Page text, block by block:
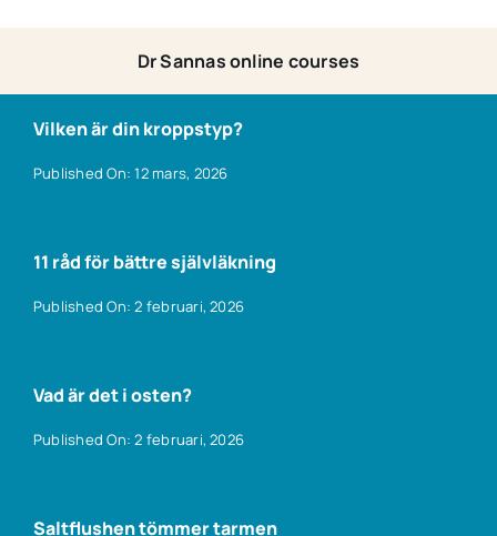
Dr Sannas online courses
Vilken är din kroppstyp?
Published On: 12 mars, 2026
11 råd för bättre självläkning
Published On: 2 februari, 2026
Vad är det i osten?
Published On: 2 februari, 2026
Saltflushen tömmer tarmen